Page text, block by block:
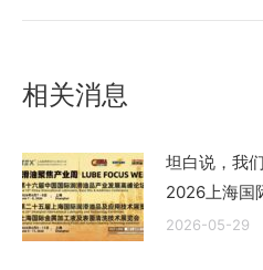
的
相关消息
坦白说，我
2026上海国
2026-05-29